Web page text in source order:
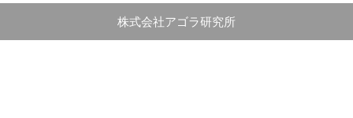
株式会社アゴラ研究所